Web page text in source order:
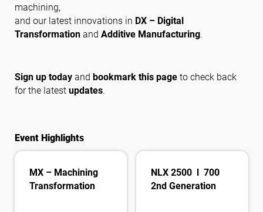
machining,
and our latest innovations in DX – Digital
Transformationand Additive Manufacturing.
Sign up todayand bookmark this pageto check back
for the latest updates.
Event Highlights
MX – Machining
Transformation
NLX 2500 l 700
2nd Generation